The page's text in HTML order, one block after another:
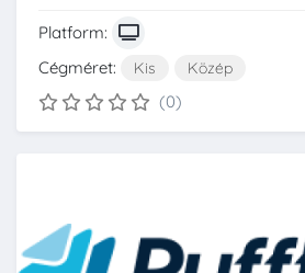
Platform:
Cégméret:
Kis Közép
(0)